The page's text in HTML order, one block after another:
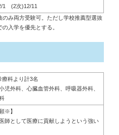
1 (2次)12/11
み両方受験可。ただし学校推薦型選抜
入学を優先とする。
科より計3名
児外科、心臓血管外科、呼吸器外科、
※】
師として医療に貢献しようという強い